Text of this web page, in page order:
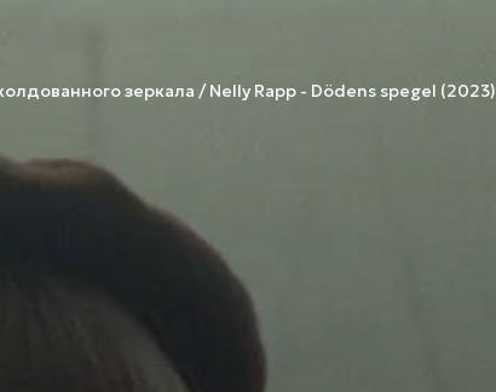
зеркала / Nelly Rapp - Dödens spegel (2023)